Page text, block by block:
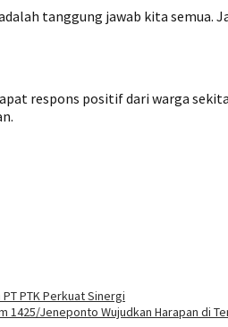
tanggung jawab kita semua.
respons positif dari warga
PTK Perkuat Sinergi
1425/Jeneponto Wujudkan Harapan di